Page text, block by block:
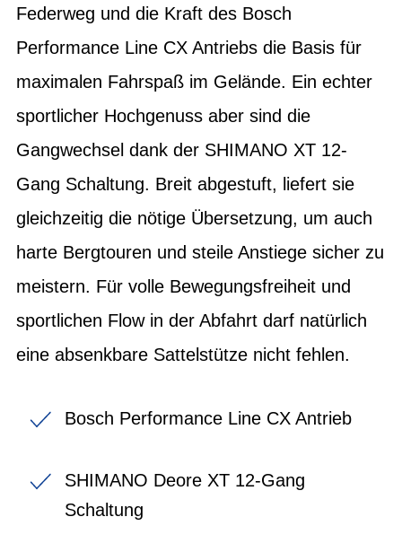
Federweg und die Kraft des Bosch
Performance Line CX Antriebs die Basis für
maximalen Fahrspaß im Gelände. Ein echter
sportlicher Hochgenuss aber sind die
Gangwechsel dank der SHIMANO XT 12-
Gang Schaltung. Breit abgestuft, liefert sie
gleichzeitig die nötige Übersetzung, um auch
harte Bergtouren und steile Anstiege sicher zu
meistern. Für volle Bewegungsfreiheit und
sportlichen Flow in der Abfahrt darf natürlich
eine absenkbare Sattelstütze nicht fehlen.
Bosch Performance Line CX Antrieb
SHIMANO Deore XT 12-Gang
Schaltung